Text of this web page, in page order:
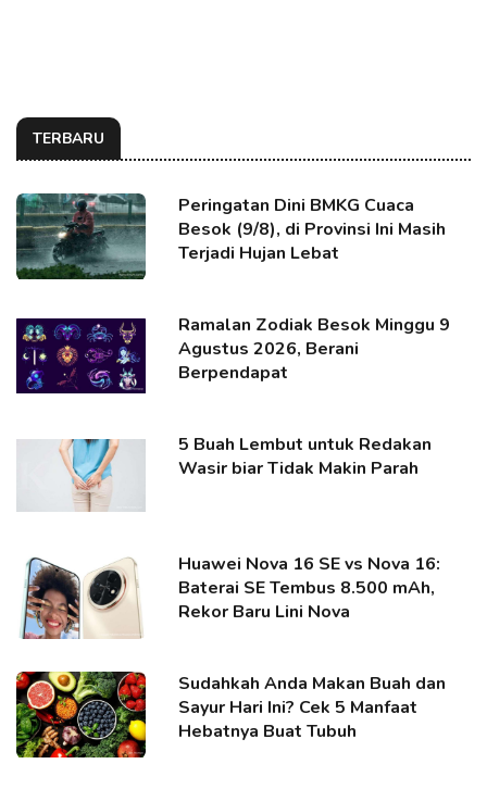
TERBARU
Peringatan Dini BMKG Cuaca
Besok (9/8), di Provinsi Ini Masih
Terjadi Hujan Lebat
Ramalan Zodiak Besok Minggu 9
Agustus 2026, Berani
Berpendapat
5 Buah Lembut untuk Redakan
Wasir biar Tidak Makin Parah
Huawei Nova 16 SE vs Nova 16:
Baterai SE Tembus 8.500 mAh,
Rekor Baru Lini Nova
Sudahkah Anda Makan Buah dan
Sayur Hari Ini? Cek 5 Manfaat
Hebatnya Buat Tubuh